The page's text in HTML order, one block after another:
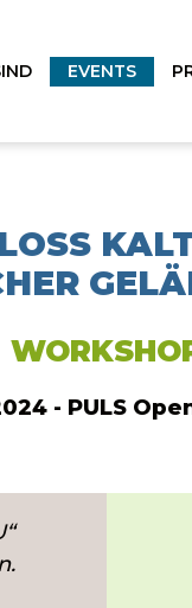
EVENTS
- PULS